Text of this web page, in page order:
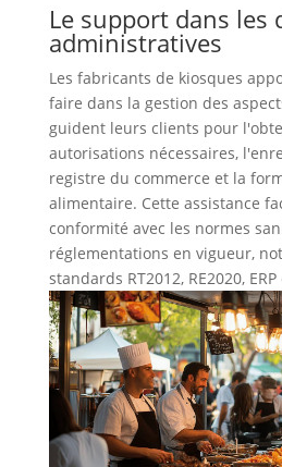
Le support dans les
administratives
Les fabricants de kiosques
faire dans la gestion des
guident leurs clients pour
autorisations nécessaires,
registre du commerce et la
alimentaire. Cette assistance
conformité avec les normes
réglementations en vigueur,
standards RT2012, RE2020, ERP